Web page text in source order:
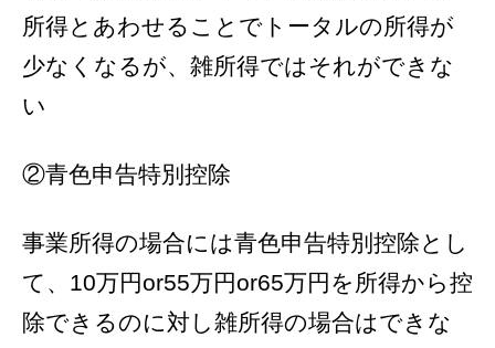
所得とあわせることでトータルの所得が
少なくなるが、雑所得ではそれができな
い
②青色申告特別控除
事業所得の場合には青色申告特別控除とし
て、10万円or55万円or65万円を所得から控
除できるのに対し雑所得の場合はできな